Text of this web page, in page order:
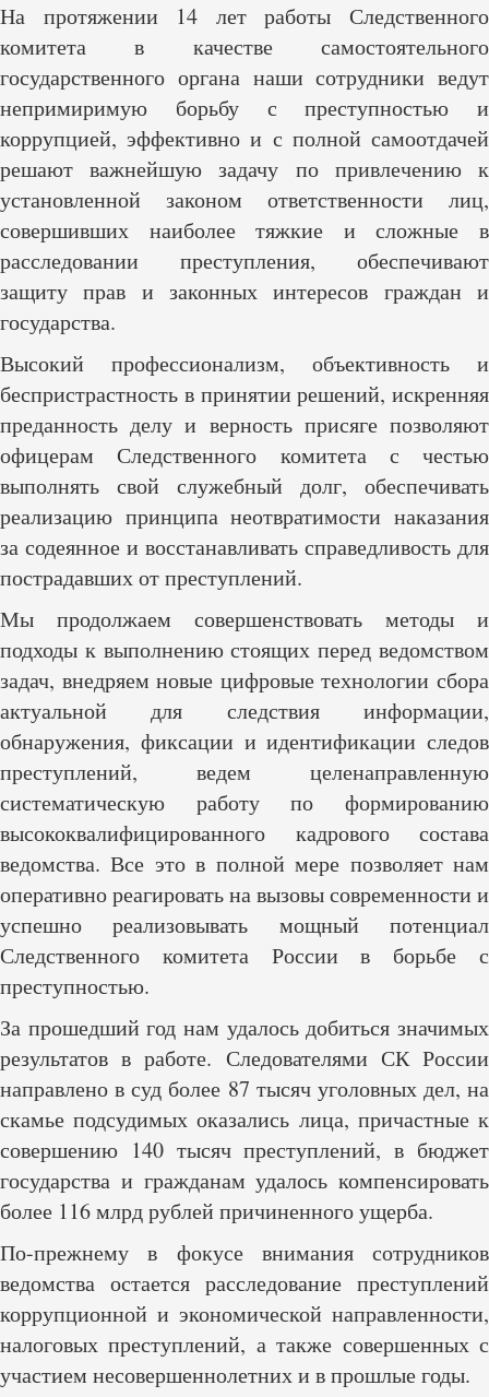
На протяжении 14 лет работы Следственного
комитета в качестве самостоятельного
государственного органа наши сотрудники ведут
непримиримую борьбу с преступностью и
коррупцией, эффективно и с полной самоотдачей
решают важнейшую задачу по привлечению к
установленной законом ответственности лиц,
совершивших наиболее тяжкие и сложные в
расследовании преступления, обеспечивают
защиту прав и законных интересов граждан и
государства.
Высокий профессионализм, объективность и
беспристрастность в принятии решений, искренняя
преданность делу и верность присяге позволяют
офицерам Следственного комитета с честью
выполнять свой служебный долг, обеспечивать
реализацию принципа неотвратимости наказания
за содеянное и восстанавливать справедливость для
пострадавших от преступлений.
Мы продолжаем совершенствовать методы и
подходы к выполнению стоящих перед ведомством
задач, внедряем новые цифровые технологии сбора
актуальной для следствия информации,
обнаружения, фиксации и идентификации следов
преступлений, ведем целенаправленную
систематическую работу по формированию
высококвалифицированного кадрового состава
ведомства. Все это в полной мере позволяет нам
оперативно реагировать на вызовы современности и
успешно реализовывать мощный потенциал
Следственного комитета России в борьбе с
преступностью.
За прошедший год нам удалось добиться значимых
результатов в работе. Следователями СК России
направлено в суд более 87 тысяч уголовных дел, на
скамье подсудимых оказались лица, причастные к
совершению 140 тысяч преступлений, в бюджет
государства и гражданам удалось компенсировать
более 116 млрд рублей причиненного ущерба.
По-прежнему в фокусе внимания сотрудников
ведомства остается расследование преступлений
коррупционной и экономической направленности,
налоговых преступлений, а также совершенных с
участием несовершеннолетних и в прошлые годы.